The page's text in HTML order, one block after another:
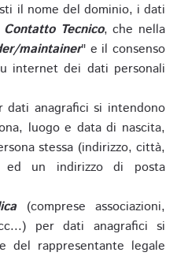
il nome del dominio, i dati
Contatto Tecnico, che nella
maintainer" e il consenso
internet dei dati personali
anagrafici si intendono
luogo e data di nascita,
stessa (indirizzo, città,
un indirizzo di posta
(comprese associazioni,
per dati anagrafici si
del rappresentante legale